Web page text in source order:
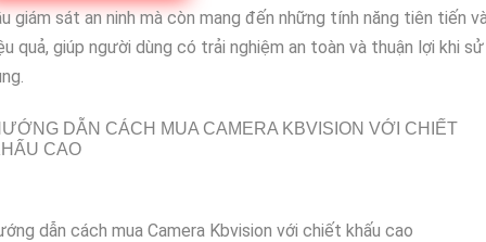
giám sát an ninh mà còn mang đến những tính năng tiên tiến
quả, giúp người dùng có trải nghiệm an toàn và thuận lợi khi sử
DẪN CÁCH MUA CAMERA KBVISION VỚI CHIẾT
CAO
dẫn cách mua Camera Kbvision với chiết khấu cao